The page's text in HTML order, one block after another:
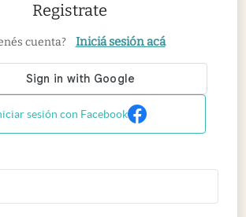
Registrate
cuenta? Iniciá sesión acá
sesión con Facebook